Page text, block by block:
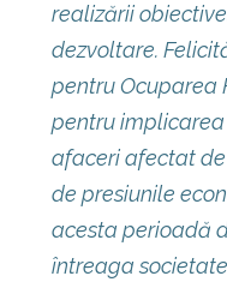
realizării
dezvoltare.
pentru Ocuparea
pentru
afaceri afectat
de presiunile
acesta perioadă
întreaga